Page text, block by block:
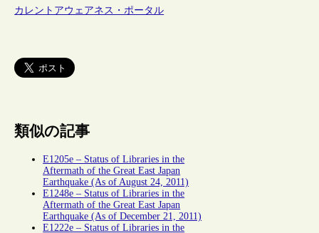
カレントアウェアネス・ポータル
類似の記事
E1205e – Status of Libraries in the
Aftermath of the Great East Japan
Earthquake (As of August 24, 2011)
E1248e – Status of Libraries in the
Aftermath of the Great East Japan
Earthquake (As of December 21, 2011)
E1222e – Status of Libraries in the